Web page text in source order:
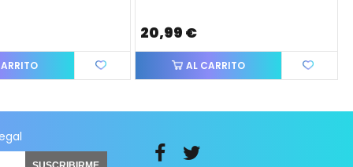
20,99 €
AL CARRITO